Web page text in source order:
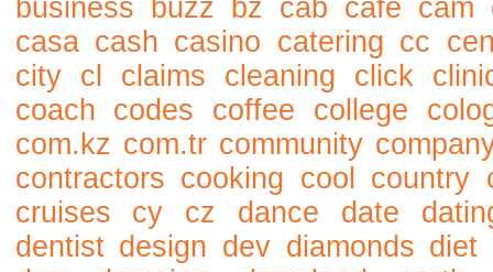
business
buzz bz cab cafe cam
casa cash casino catering cc
city
cl claims cleaning click
coach codes coffee college
com.kz com.tr community
contractors cooking cool country
cruises
cy cz dance date
dentist design dev diamonds diet